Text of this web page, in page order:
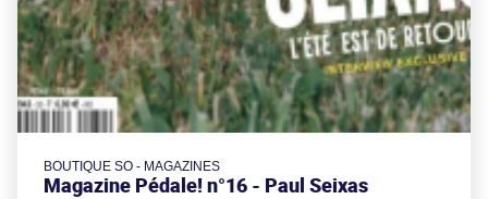
BOUTIQUE SO - MAGAZINES
Magazine Pédale! n°16 - Paul Seixas